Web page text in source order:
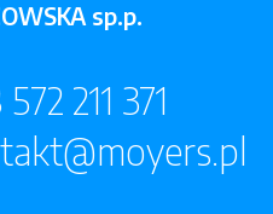
sp.p.
211 371